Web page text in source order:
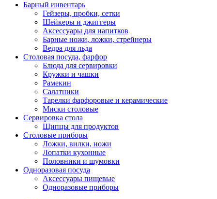
Барный инвентарь
Гейзеры, пробки, сетки
Шейкеры и джиггеры
Аксессуары для напитков
Барные ножи, ложки, стрейнеры
Ведра для льда
Столовая посуда, фарфор
Блюда для сервировки
Кружки и чашки
Рамекин
Салатники
Тарелки фарфоровые и керамические
Миски столовые
Сервировка стола
Щипцы для продуктов
Столовые приборы
Ложки, вилки, ножи
Лопатки кухонные
Половники и шумовки
Одноразовая посуда
Аксессуары пищевые
Одноразовые приборы